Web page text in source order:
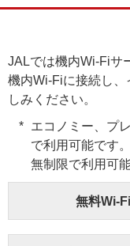
JALでは機内Wi-Fiサ
機内Wi-Fiに接続し
しみください。
エコノミー、プ
で利用可能です
無制限で利用可能
無料Wi-